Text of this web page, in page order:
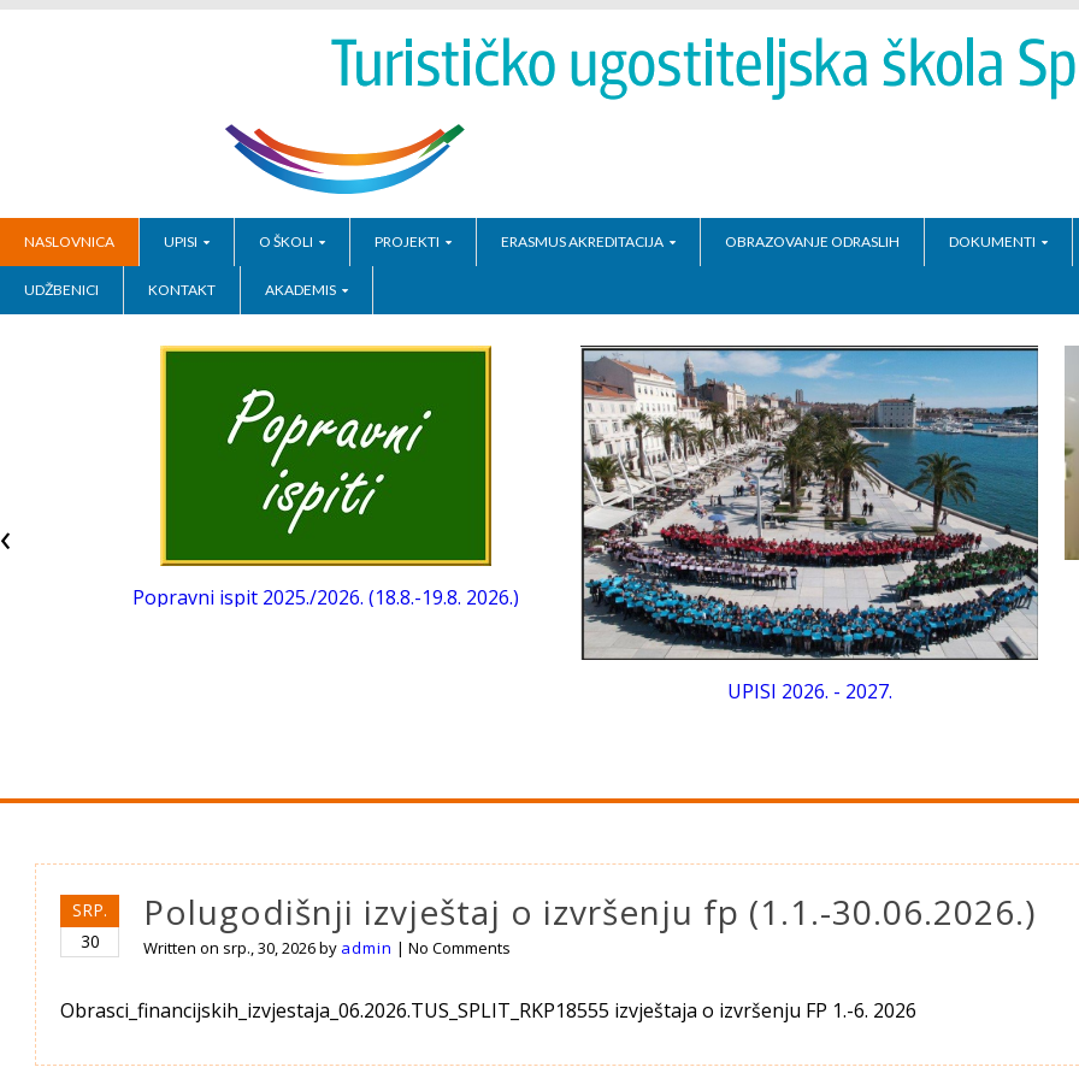
NASLOVNICA UPISI O ŠKOLI PROJEKTI ERASMUS AKREDITACIJA OBRAZOVANJE ODRASLIH DOKUMENTI
UDŽBENICI KONTAKT AKADEMIS
(18.8.-19.8. 2026.) Obrazovanje odraslih -
nove web stranice i datuma
‹
SRP.
30
Polugodišnji izvještaj o izvršenju fp (1.1.-30.06.2026.)
Written on srp., 30, 2026by admin |No Comments
Obrasci_financijskih_izvjestaja_06.2026.TUS_SPLIT_RKP18555 izvještaja o izvršenju FP 1.-6. 2026